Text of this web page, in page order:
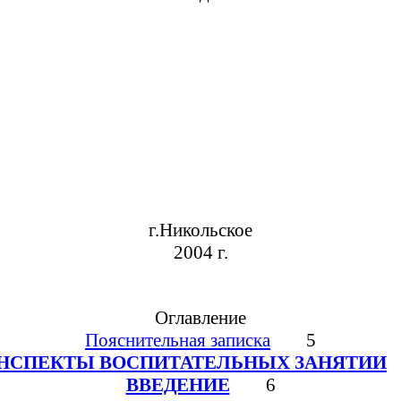
г.Никольское
2004 г.
Оглавление
Пояснительная записка 5
ВОСПИТАТЕЛЬНЫХ ЗАНЯТИИ
ВВЕДЕНИЕ 6